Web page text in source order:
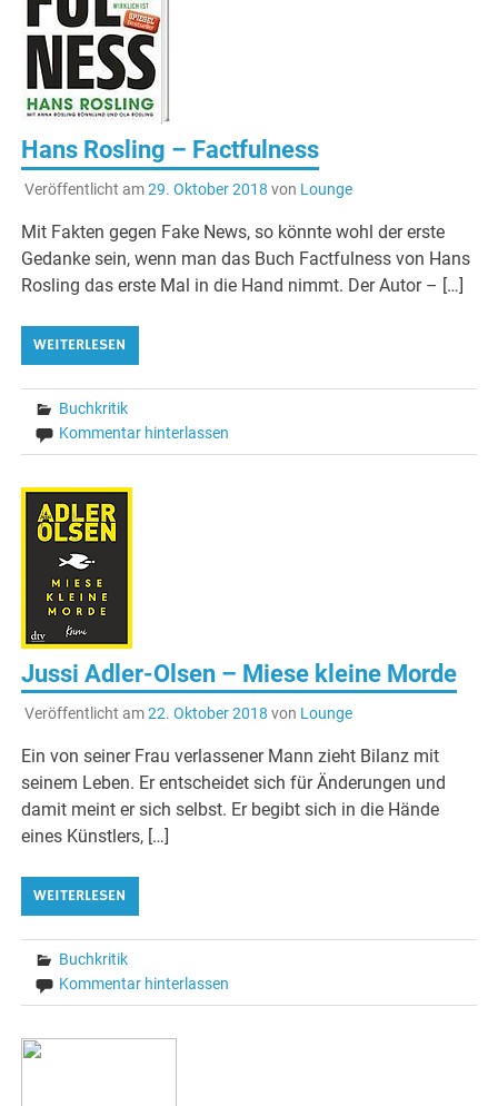
Hans Rosling – Factfulness
Veröffentlicht am29. Oktober 2018 von Lounge
Mit Fakten gegen Fake News, so könnte wohl der erste
Gedanke sein, wenn man das Buch Factfulness von Hans
Rosling das erste Mal in die Hand nimmt. Der Autor – […]
WEITERLESEN
Buchkritik
Kommentar hinterlassen
Jussi Adler-Olsen – Miese kleine Morde
Veröffentlicht am22. Oktober 2018 von Lounge
Ein von seiner Frau verlassener Mann zieht Bilanz mit
seinem Leben. Er entscheidet sich für Änderungen und
damit meint er sich selbst. Er begibt sich in die Hände
eines Künstlers, […]
WEITERLESEN
Buchkritik
Kommentar hinterlassen